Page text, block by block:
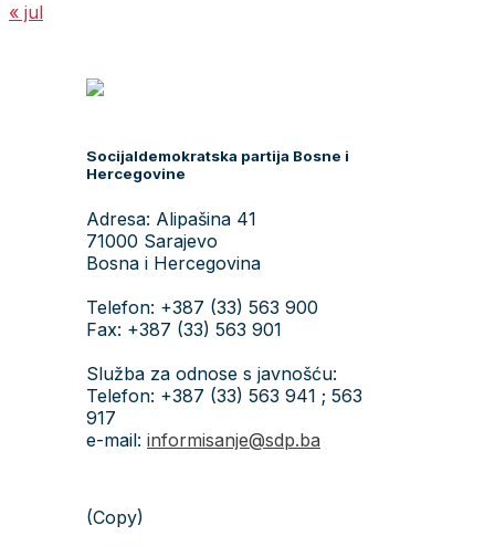
« jul
Socijaldemokratska partija Bosne i
Hercegovine
Adresa: Alipašina 41
71000 Sarajevo
Bosna i Hercegovina
Telefon: +387 (33) 563 900
Fax: +387 (33) 563 901
Služba za odnose s javnošću:
Telefon: +387 (33) 563 941 ; 563
917
e-mail: informisanje@sdp.ba
(Copy)